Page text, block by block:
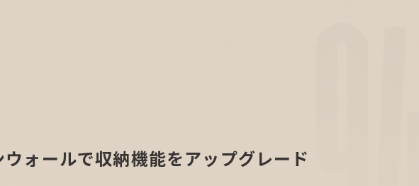
ォールで収納機能をアップグレード